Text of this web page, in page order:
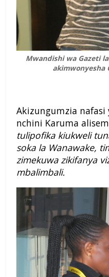
Mwandishi wa Gazeti
akimwonyesha
Akizungumzia nafasi
nchini Karuma
tulipofika kiukweli
soka la Wanawake,
zimekuwa zikifanya
mbalimbali.